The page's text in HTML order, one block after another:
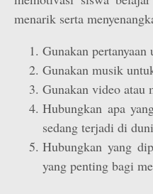
menarik serta
Gunakan
Gunakan musik
Gunakan video atau
Hubungkan apa
sedang terjadi di
Hubungkan yang
yang penting bagi